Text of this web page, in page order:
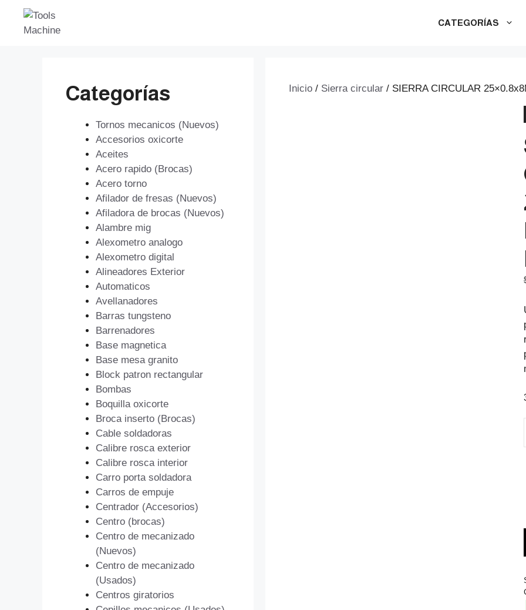
Saltar
contenido
CATEGORÍAS
Inicio / Sierra circular / SIERRA CIRCULAR
Categorías
Tornos mecanicos (Nuevos)
Accesorios oxicorte
Aceites
Acero rapido (Brocas)
Acero torno
Afilador de fresas (Nuevos)
Afiladora de brocas (Nuevos)
Alambre mig
Alexometro analogo
Alexometro digital
Alineadores Exterior
Automaticos
Avellanadores
Barras tungsteno
Barrenadores
Base magnetica
Base mesa granito
Block patron rectangular
Bombas
Boquilla oxicorte
Broca inserto (Brocas)
Cable soldadoras
Calibre rosca exterior
Calibre rosca interior
Carro porta soldadora
Carros de empuje
Centrador (Accesorios)
Centro (brocas)
Centro de mecanizado
(Nuevos)
Centro de mecanizado
(Usados)
Centros giratorios